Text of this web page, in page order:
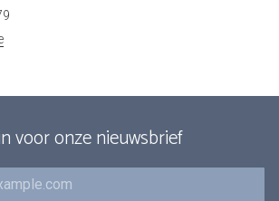
voor onze nieuwsbrief